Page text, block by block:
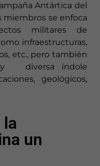
Antártica del
miembros se enfoca
militares de
infraestructuras,
etc., pero también
y diversa índole
geológicos,
la
un